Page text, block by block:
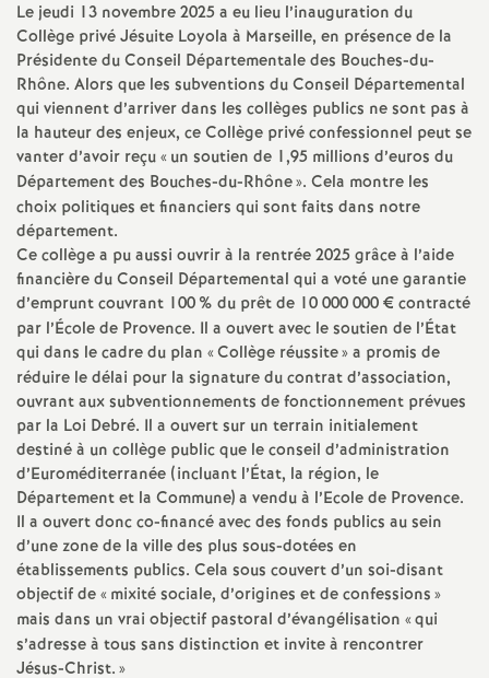
Le jeudi 13 novembre 2025 a eu lieu l’inauguration du
Collège privé Jésuite Loyola à Marseille, en présence de la
Présidente du Conseil Départementale des Bouches-du-
Rhône. Alors que les subventions du Conseil Départemental
qui viennent d’arriver dans les collèges publics ne sont pas à
la hauteur des enjeux, ce Collège privé confessionnel peut se
vanter d’avoir reçu «un soutien de 1,95 millions d’euros du
Département des Bouches-du-Rhône». Cela montre les
choix politiques et financiers qui sont faits dans notre
département.
Ce collège a pu aussi ouvrir à la rentrée 2025 grâce à l’aide
financière du Conseil Départemental qui a voté une garantie
d’emprunt couvrant 100% du prêt de 10 000 000 € contracté
par l’École de Provence. Il a ouvert avec le soutien de l’État
qui dans le cadre du plan «Collège réussite» a promis de
réduire le délai pour la signature du contrat d’association,
ouvrant aux subventionnements de fonctionnement prévues
par la Loi Debré. Il a ouvert sur un terrain initialement
destiné à un collège public que le conseil d’administration
d’Euroméditerranée (incluant l’État, la région, le
Département et la Commune) a vendu à l’Ecole de Provence.
Il a ouvert donc co-financé avec des fonds publics au sein
d’une zone de la ville des plus sous-dotées en
établissements publics. Cela sous couvert d’un soi-disant
objectif de «mixité sociale, d’origines et de confessions»
mais dans un vrai objectif pastoral d’évangélisation «qui
s’adresse à tous sans distinction et invite à rencontrer
Jésus-Christ.»